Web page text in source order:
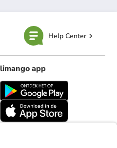
Help Center
limango app